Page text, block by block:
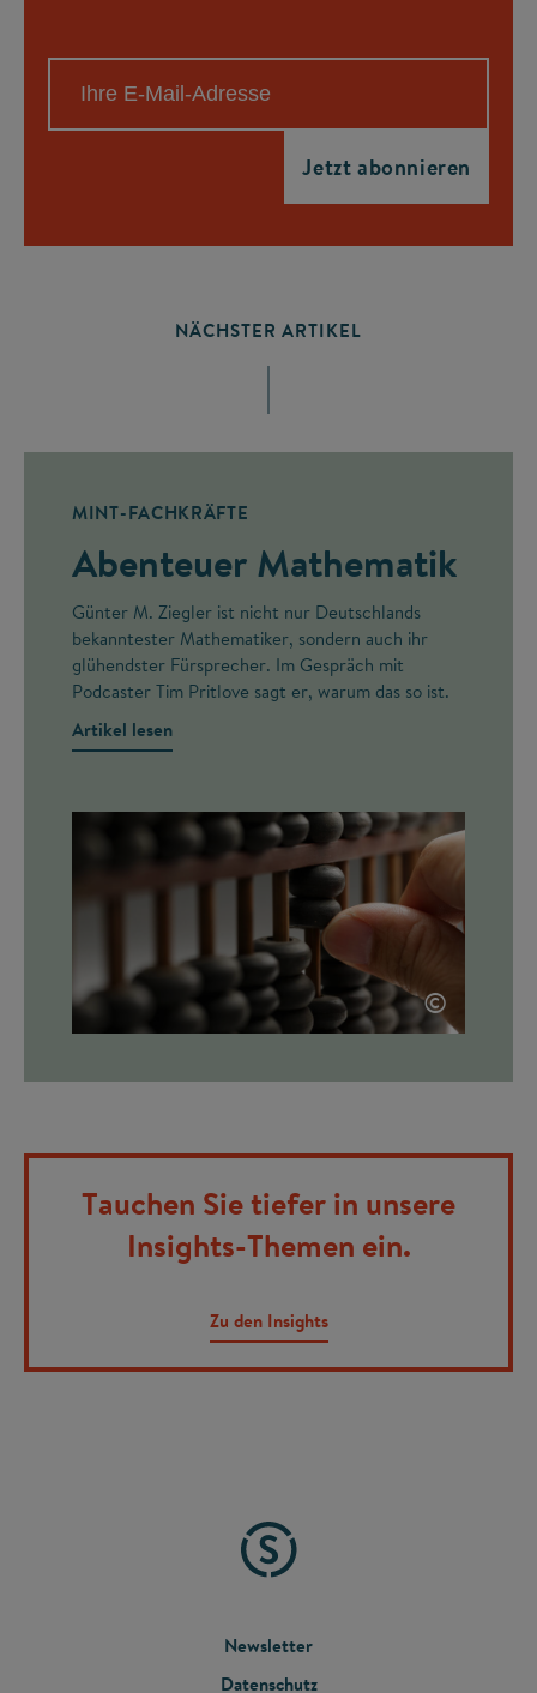
NÄCHSTER ARTIKEL
MINT-FACHKRÄFTE
Abenteuer Mathematik
Günter M. Ziegler ist nicht nur Deutschlands
bekanntester Mathematiker, sondern auch ihr
glühendster Fürsprecher. Im Gespräch mit
Podcaster Tim Pritlove sagt er, warum das so ist.
Artikel lesen
©
Tauchen Sie tiefer in unsere
Insights-Themen ein.
Zu den Insights
FOOTER
Newsletter
Datenschutz